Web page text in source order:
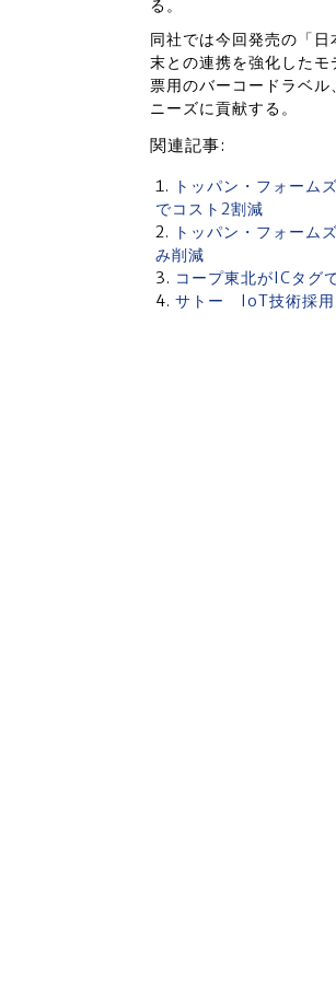
る。
同社では今回発売の「
末との連携を強化した
票用のバーコードラベ
ニーズに貢献する。
関連記事:
トッパン・フォー
でコスト2割減
トッパン・フォー
み削減
コープ東北がICタ
サトー IoT技術採用